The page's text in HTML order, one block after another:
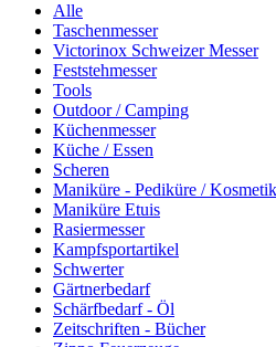
Alle
Taschenmesser
Victorinox Schweizer Messer
Feststehmesser
Tools
Outdoor / Camping
Küchenmesser
Küche / Essen
Scheren
Maniküre - Pediküre /
Maniküre Etuis
Rasiermesser
Kampfsportartikel
Schwerter
Gärtnerbedarf
Schärfbedarf - Öl
Zeitschriften - Bücher